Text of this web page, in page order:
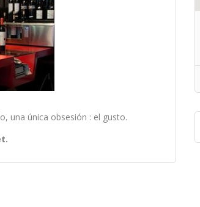
una única obsesión : el gusto.